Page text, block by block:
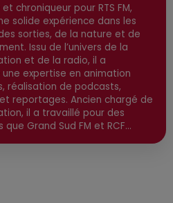
chroniqueur pour RTS FM,
solide expérience dans les
sorties, de la nature et de
Issu de l’univers de la
et de la radio, il a
expertise en animation
réalisation de podcasts,
reportages. Ancien chargé de
il a travaillé pour des
Grand Sud FM et RCF